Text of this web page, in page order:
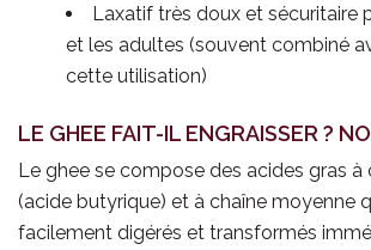
Laxatif très doux et sécuritaire
et les adultes (souvent combiné
cette utilisation)
LE GHEE FAIT-IL ENGRAISSER ?
Le ghee se compose des acides gras à
(acide butyrique) et à chaîne moyenne
facilement digérés et transformés